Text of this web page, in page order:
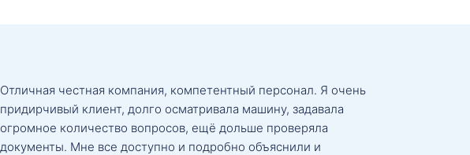
Отличная честная компания, компетентный персонал. Я очень
придирчивый клиент, долго осматривала машину, задавала
огромное количество вопросов, ещё дольше проверяла
документы. Мне все доступно и подробно объяснили и